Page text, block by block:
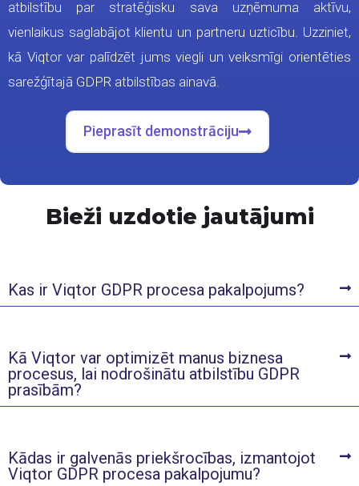
atbilstību par stratēģisku sava uzņēmuma aktīvu,
vienlaikus saglabājot klientu un partneru uzticību. Uzziniet,
kā Viqtor var palīdzēt jums viegli un veiksmīgi orientēties
sarežģītajā GDPR atbilstības ainavā.
Pieprasīt demonstrāciju
Bieži uzdotie jautājumi
Kas ir Viqtor GDPR procesa pakalpojums?
Kā Viqtor var optimizēt manus biznesa
procesus, lai nodrošinātu atbilstību GDPR
prasībām?
Kādas ir galvenās priekšrocības, izmantojot
Viqtor GDPR procesa pakalpojumu?